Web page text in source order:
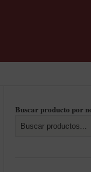
Buscar producto por